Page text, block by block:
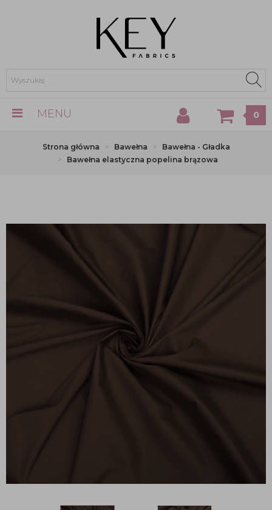
MENU 0
Strona główna Bawełna
Bawełna - Gładka
Bawełna elastyczna popelina brązowa